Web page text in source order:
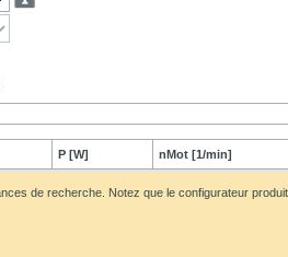
P [W] nMot [1/min]
de recherche. Notez que le configurateur